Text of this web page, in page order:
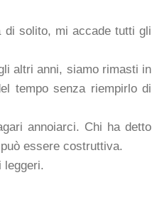
di solito, mi accade tutti gli
altri anni, siamo rimasti in
tempo senza riempirlo di
annoiarci. Chi ha detto
essere costruttiva.
leggeri.